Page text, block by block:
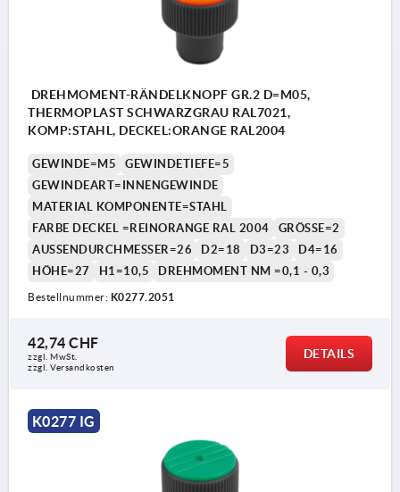
DREHMOMENT-RÄNDELKNOPF GR.2 D=M05,
THERMOPLAST SCHWARZGRAU RAL7021,
KOMP:STAHL, DECKEL:ORANGE RAL2004
GEWINDE=M5
GEWINDETIEFE=5
GEWINDEART=INNENGEWINDE
MATERIAL KOMPONENTE=STAHL
FARBE DECKEL =REINORANGE RAL 2004
GRÖSSE=2
AUSSENDURCHMESSER=26
D2=18 D3=23
D4=16
HÖHE=27
H1=10,5 DREHMOMENT NM =0,1 - 0,3
Bestellnummer: K0277.2051
42,74 CHF
zzgl. MwSt.
zzgl. Versandkosten
DETAILS
K0277 IG